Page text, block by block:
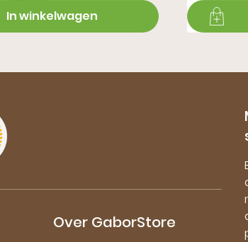
In winkelwagen
Over GaborStore